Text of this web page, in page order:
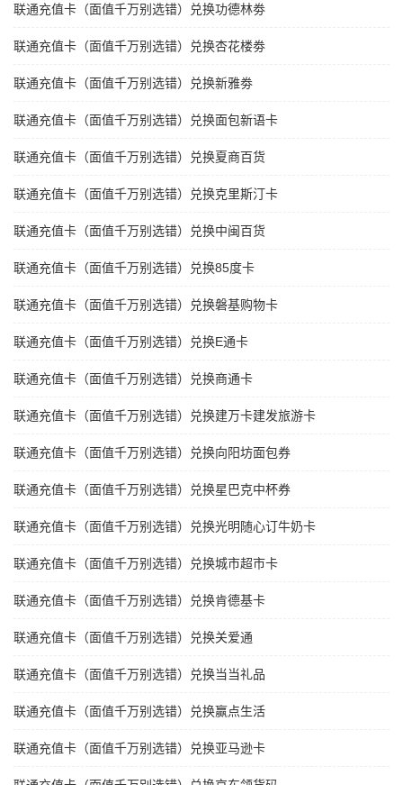
联通充值卡（面值千万别选错）兑换功德林劵
联通充值卡（面值千万别选错）兑换杏花楼劵
联通充值卡（面值千万别选错）兑换新雅劵
联通充值卡（面值千万别选错）兑换面包新语卡
联通充值卡（面值千万别选错）兑换夏商百货
联通充值卡（面值千万别选错）兑换克里斯汀卡
联通充值卡（面值千万别选错）兑换中闽百货
联通充值卡（面值千万别选错）兑换85度卡
联通充值卡（面值千万别选错）兑换磐基购物卡
联通充值卡（面值千万别选错）兑换E通卡
联通充值卡（面值千万别选错）兑换商通卡
联通充值卡（面值千万别选错）兑换建万卡建发旅游卡
联通充值卡（面值千万别选错）兑换向阳坊面包券
联通充值卡（面值千万别选错）兑换星巴克中杯券
联通充值卡（面值千万别选错）兑换光明随心订牛奶卡
联通充值卡（面值千万别选错）兑换城市超市卡
联通充值卡（面值千万别选错）兑换肯德基卡
联通充值卡（面值千万别选错）兑换关爱通
联通充值卡（面值千万别选错）兑换当当礼品
联通充值卡（面值千万别选错）兑换赢点生活
联通充值卡（面值千万别选错）兑换亚马逊卡